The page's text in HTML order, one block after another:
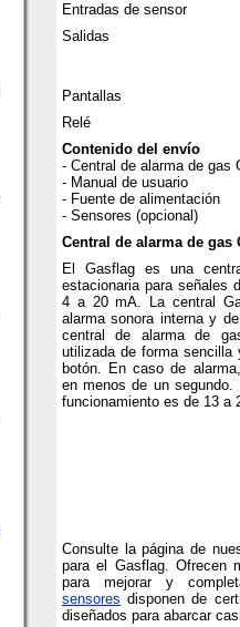
Entradas de sensor
Salidas
Pantallas
Relé
Contenido del envío
- Central de alarma de gas
- Manual de usuario
- Fuente de alimentación
- Sensores (opcional)
Central de alarma de gas
El Gasflag es una
estacionaria para señales
4 a 20 mA. La central
alarma sonora interna y
central de alarma de
utilizada de forma
botón. En caso de
en menos de un segundo.
funcionamiento es de 13 a
Consulte la página de
para el Gasflag. Ofrecen
para mejorar y
sensores disponen de
diseñados para abarcar